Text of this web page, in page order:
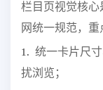
栏目页视觉核心
网统一规范，重
1. 统一卡片尺
扰浏览；